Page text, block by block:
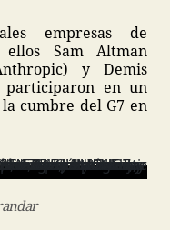
empresas de
Sam Altman
y Demis
participaron en un
cumbre del G7 en